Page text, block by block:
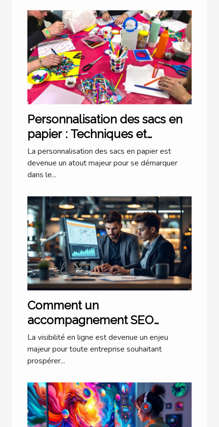
Personnalisation des sacs en
papier : Techniques et
Conseils
La personnalisation des sacs en papier est
devenue un atout majeur pour se démarquer
dans le...
Comment un
accompagnement SEO
personnalisé transforme-t-il
votre entreprise ?
La visibilité en ligne est devenue un enjeu
majeur pour toute entreprise souhaitant
prospérer...